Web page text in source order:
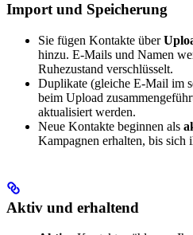
Import und Speicherung
Sie fügen Kontakte über
hinzu. E-Mails und Namen
Ruhezustand verschlüsselt.
Duplikate (gleiche E-Mail im
beim Upload
aktualisiert werden.
Neue Kontakte beginnen als
Kampagnen erhalten, bis sich
Aktiv und erhaltend